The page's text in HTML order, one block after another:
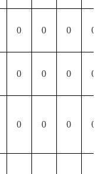
0 0 0 0
0 0 0 0
0 0 0 0